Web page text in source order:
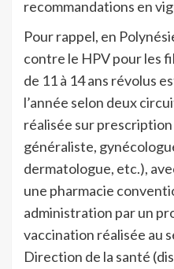
recommandations en
Pour rappel, en
contre le HPV pour les
de 11 à 14 ans révolus
l’année selon deux
réalisée sur
généraliste,
dermatologue, etc.),
une pharmacie
administration par un
vaccination réalisée au
Direction de la santé